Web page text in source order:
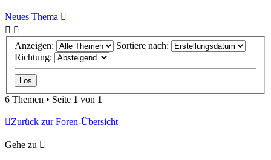
Neues Thema
Anzeigen:
Sortiere nach:
Richtung:
6 Themen • Seite 1 von 1
Zurück zur Foren-Übersicht
Gehe zu